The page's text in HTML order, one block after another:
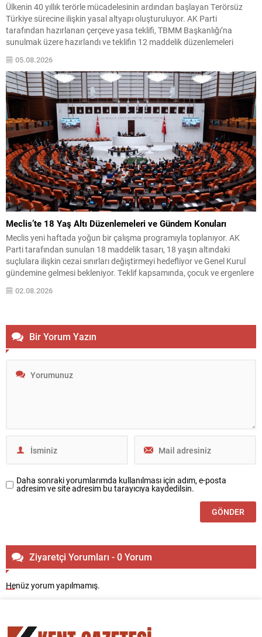
Ülkenin 40 yıllık terörle mücadelesinin ardından başlayan Terörsüz
Türkiye sürecine ilişkin yasal altyapı oluşturuluyor. AK Parti
tarafından hazırlanan çerçeve yasa teklifi, TBMM Başkanlığı’na
sunulmak üzere hazırlandı ve teklifin 12 maddelik düzenlemeleri
sona erdirdiğinin ve tüm silah ile mühimmatını teslim ettiğinin güvenlik
kurumlarınca tespiti...
05.08.2026
Meclis’te 18 Yaş Altı Düzenlemeleri ve Gündem Konuları
Meclis yeni haftada yoğun bir çalışma programıyla toplanıyor. AK
Parti tarafından sunulan 18 maddelik tasarı, 18 yaşın altındaki
suçlulara ilişkin cezai sınırları değiştirmeyi hedefliyor ve Genel Kurul
gündemine gelmesi bekleniyor. Teklif kapsamında, çocuk ve ergenlere
uygulanacak yaptırımlarda bazı üst sınırlar artırılacak; ayrıca
kullanılan tanımlarda da düzenlemeye gidilerek uygulamada bir
02.08.2026
Bir Yorum Yazın
Daha sonraki yorumlarımda kullanılması için adım, e-posta
adresim ve site adresim bu tarayıcıya kaydedilsin.
Ziyaretçi Yorumları - 0 Yorum
Henüz yorum yapılmamış.